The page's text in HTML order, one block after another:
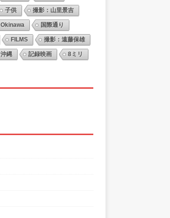
子供 撮影：山里景吉
Okinawa 国際通り
FILMS 撮影：遠藤保雄
沖縄 記録映画 8ミリ